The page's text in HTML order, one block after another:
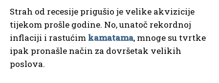
Strah od recesije prigušio je velike akvizicije
tijekom prošle godine. No, unatoč rekordnoj
inflaciji i rastućim kamatama, mnoge su tvrtke
ipak pronašle način za dovršetak velikih
poslova.